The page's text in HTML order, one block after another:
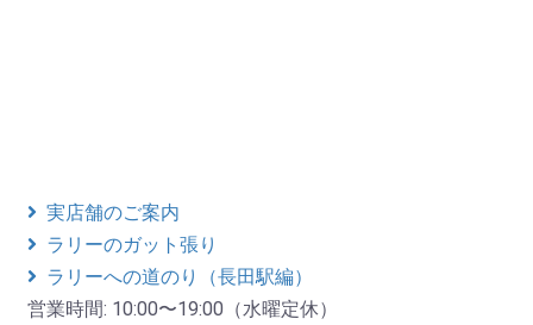
実店舗のご案内
ラリーのガット張り
ラリーへの道のり（長田駅編）
営業時間: 10:00〜19:00（水曜定休）